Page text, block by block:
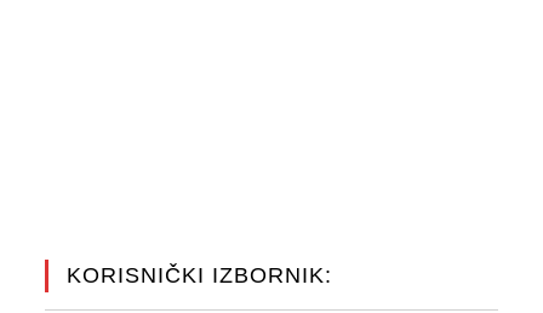
KORISNIČKI IZBORNIK: